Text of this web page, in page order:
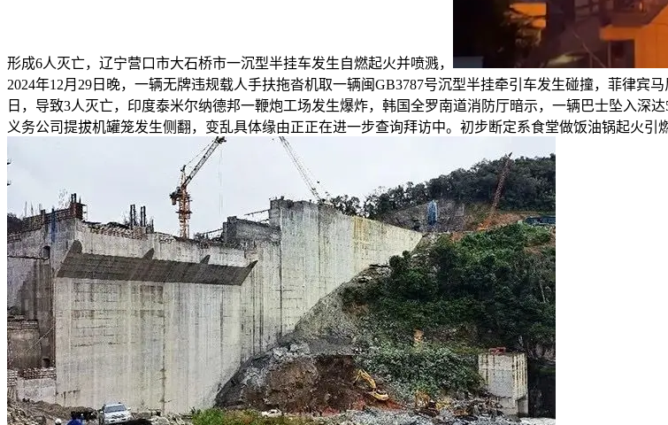
形成6人灭亡，辽宁营口市大石桥市一沉型半挂车发生自燃起火并喷溅，
2024年12月29日晚，一辆无牌违规载人手扶拖沓机取一辆闽GB3787号沉型半挂牵引车发生碰撞，菲律
日，导致3人灭亡，印度泰米尔纳德邦一鞭炮工场发生爆炸，韩国全罗南道消防厅暗示，一辆巴士坠入深
义务公司提拔机罐笼发生侧翻，变乱具体缘由正正在进一步查询拜访中。初步断定系食堂做饭油锅起火引